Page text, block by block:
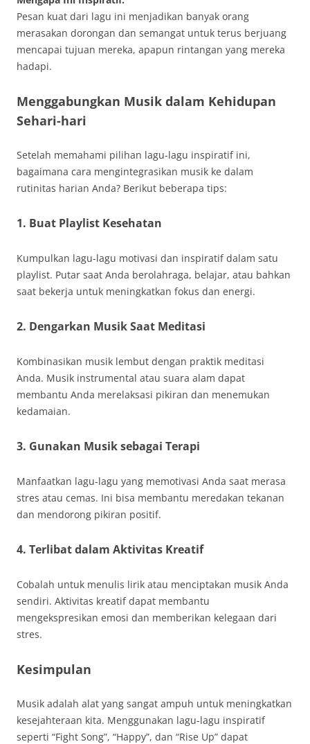
Pesan kuat dari lagu ini menjadikan banyak orang
merasakan dorongan dan semangat untuk terus berjuang
mencapai tujuan mereka, apapun rintangan yang mereka
hadapi.
Menggabungkan Musik dalam Kehidupan
Sehari-hari
Setelah memahami pilihan lagu-lagu inspiratif ini,
bagaimana cara mengintegrasikan musik ke dalam
rutinitas harian Anda? Berikut beberapa tips:
1. Buat Playlist Kesehatan
Kumpulkan lagu-lagu motivasi dan inspiratif dalam satu
playlist. Putar saat Anda berolahraga, belajar, atau bahkan
saat bekerja untuk meningkatkan fokus dan energi.
2. Dengarkan Musik Saat Meditasi
Kombinasikan musik lembut dengan praktik meditasi
Anda. Musik instrumental atau suara alam dapat
membantu Anda merelaksasi pikiran dan menemukan
kedamaian.
3. Gunakan Musik sebagai Terapi
Manfaatkan lagu-lagu yang memotivasi Anda saat merasa
stres atau cemas. Ini bisa membantu meredakan tekanan
dan mendorong pikiran positif.
4. Terlibat dalam Aktivitas Kreatif
Cobalah untuk menulis lirik atau menciptakan musik Anda
sendiri. Aktivitas kreatif dapat membantu
mengekspresikan emosi dan memberikan kelegaan dari
stres.
Kesimpulan
Musik adalah alat yang sangat ampuh untuk meningkatkan
kesejahteraan kita. Menggunakan lagu-lagu inspiratif
seperti “Fight Song”, “Happy”, dan “Rise Up” dapat